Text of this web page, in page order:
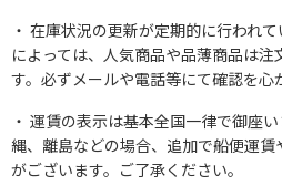
在庫状況の更新が定期的に行われ
によっては、人気商品や品薄商品は
す。必ずメールや電話等にて確認を心
運賃の表示は基本全国一律で御座
縄、離島などの場合、追加で船便運
がございます。ご了承ください。